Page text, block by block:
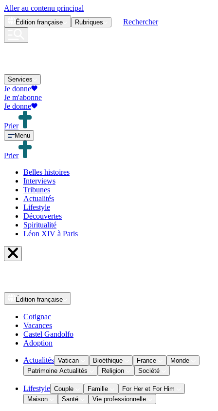
Aller au contenu principal
Édition française Rubriques Rechercher
Services
Je donne
Je m'abonne
Je donne
Prier
Menu
Prier
Belles histoires
Interviews
Tribunes
Actualités
Lifestyle
Découvertes
Spiritualité
Léon XIV à Paris
Édition française
Cotignac
Vacances
Castel Gandolfo
Adoption
Actualités Vatican Bioéthique France
Monde
Patrimoine Actualités
Religion Société
Lifestyle Couple Famille
For Her et For Him
Maison
Santé Vie professionnelle